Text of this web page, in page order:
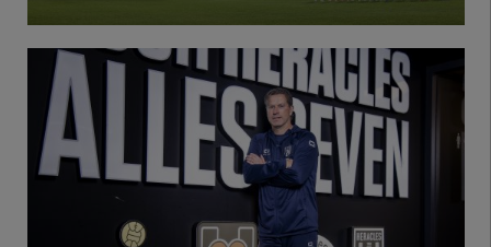
HERTEL
Natuurgras
Wedstrijd